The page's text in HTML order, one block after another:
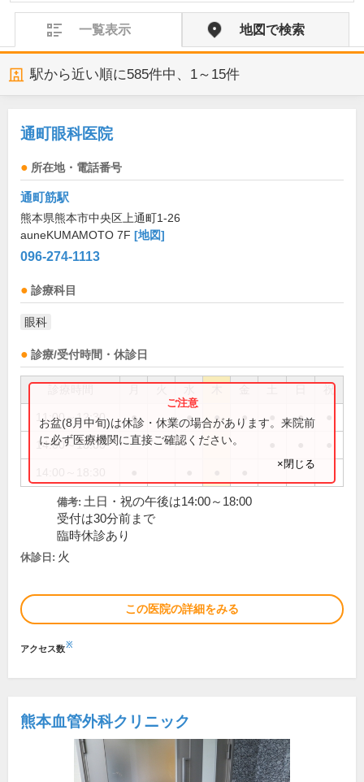
一覧表示 地図で検索
駅から近い順に585件中、 1～15件
通町眼科医院
所在地・電話番号
通町筋駅
熊本県熊本市中央区上通町1-26
auneKUMAMOTO 7F [地図]
096-274-1113
診療科目
眼科
診療/受付時間・休診日
祝
11:00～12:30 ● ● ● ● ●
14:00～18:00
お盆(8月中旬)は休診・休業の場合があります。来院前
に必ず医療機関に直接ご確認ください。
×閉じる
備考: 土日・祝の午後は14:00～18:00
受付は30分前まで
臨時休診あり
休診日: 火
この医院の詳細をみる
アクセス数※
熊本血管外科クリニック